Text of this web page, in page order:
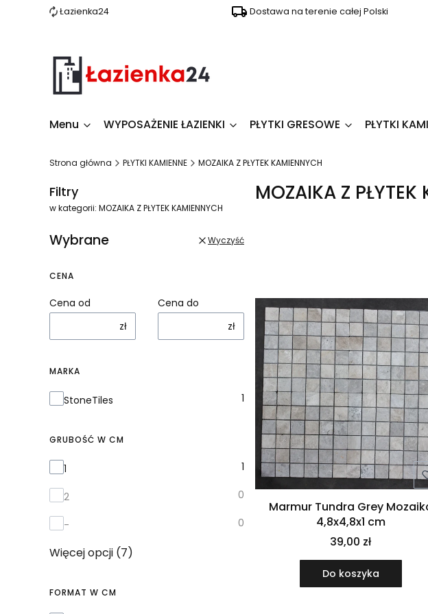
Łazienka24 Dostawa na terenie całej Polski
Menu WYPOSAŻENIE ŁAZIENKI PŁYTKI GRESOWE PŁYTKI
Strona główna PŁYTKI KAMIENNE MOZAIKA Z PŁYTEK KAMIENNYCH
Filtry
w kategorii: MOZAIKA Z PŁYTEK KAMIENNYCH
Wybrane Wyczyść
CENA
Cena od
zł
Cena do
zł
MARKA
Marka
StoneTiles 1
GRUBOŚĆ W CM
Grubość w cm
1 1
2 0
- 0
Więcej opcji (7)
FORMAT W CM
MOZAIKA Z PŁYTEK
Marmur Tundra Grey
4,8x4,8x1 cm
39,00 zł
Do koszyka